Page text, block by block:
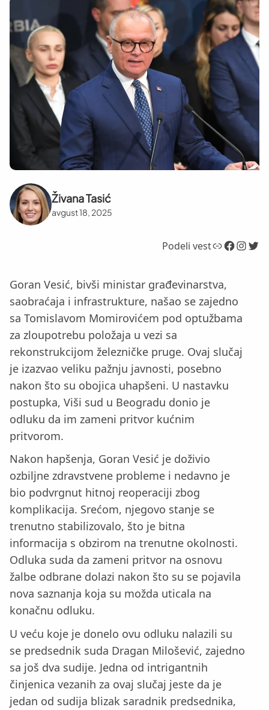
Živana Tasić
avgust 18, 2025
Podeli vestLink Facebook InstagramTwitter
Goran Vesić, bivši ministar građevinarstva,
saobraćaja i infrastrukture, našao se zajedno
sa Tomislavom Momirovićem pod optužbama
za zloupotrebu položaja u vezi sa
rekonstrukcijom železničke pruge. Ovaj slučaj
je izazvao veliku pažnju javnosti, posebno
nakon što su obojica uhapšeni. U nastavku
postupka, Viši sud u Beogradu donio je
odluku da im zameni pritvor kućnim
pritvorom.
Nakon hapšenja, Goran Vesić je doživio
ozbiljne zdravstvene probleme i nedavno je
bio podvrgnut hitnoj reoperaciji zbog
komplikacija. Srećom, njegovo stanje se
trenutno stabilizovalo, što je bitna
informacija s obzirom na trenutne okolnosti.
Odluka suda da zameni pritvor na osnovu
žalbe odbrane dolazi nakon što su se pojavila
nova saznanja koja su možda uticala na
konačnu odluku.
U veću koje je donelo ovu odluku nalazili su
se predsednik suda Dragan Milošević, zajedno
sa još dva sudije. Jedna od intrigantnih
činjenica vezanih za ovaj slučaj jeste da je
jedan od sudija blizak saradnik predsednika,